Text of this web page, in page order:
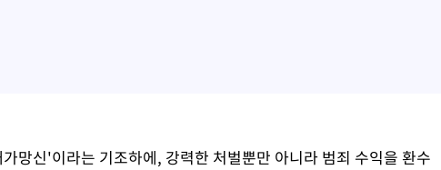
망신'이라는 기조하에, 강력한 처벌뿐만 아니라 범죄 수익을 환수